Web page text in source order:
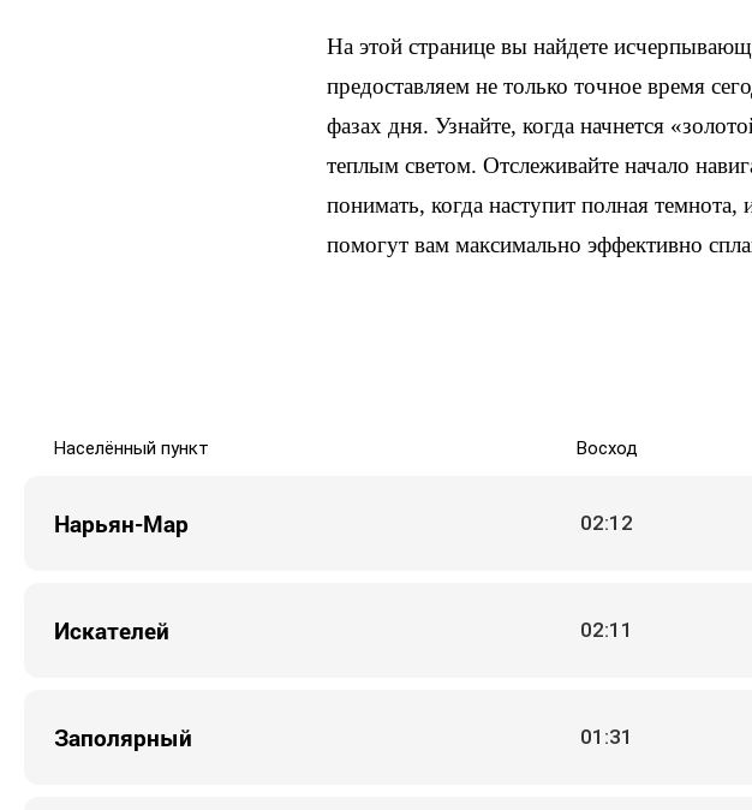
На этой странице вы найдете
предоставляем не только точное время
фазах дня. Узнайте, когда начнется
теплым светом. Отслеживайте начало
понимать, когда наступит полная
помогут вам максимально эффективно
Населённый пункт Восход
Нарьян-Мар 02:12
Искателей 02:11
Заполярный 01:31